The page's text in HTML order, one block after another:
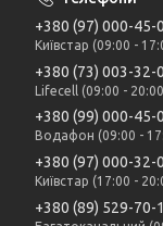
+380 (97) 000-45-
Київстар (09:00 -
+380 (73) 003-32-
Lifecell (09:00 -
+380 (99) 000-45-
Водафон (09:00 -
+380 (97) 000-32-
Київстар (17:00 -
+380 (89) 529-70-